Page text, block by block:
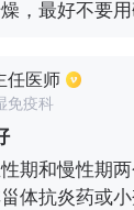
，最好不要
眠的药品，
，孩子肛门瘙
用去驱虫的
周围，让肛周
任医师
免疫科
期和慢性期
体抗炎药或